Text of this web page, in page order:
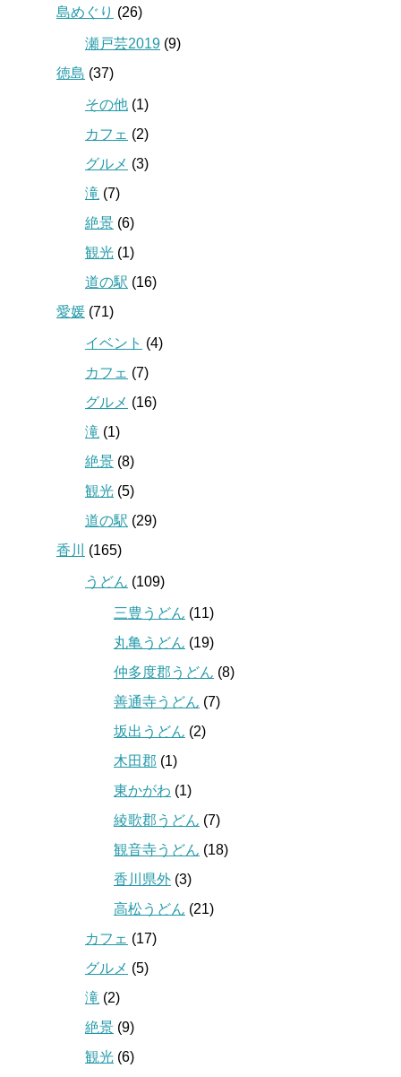
島めぐり (26)
瀬戸芸2019 (9)
徳島 (37)
その他 (1)
カフェ (2)
グルメ (3)
滝 (7)
絶景 (6)
観光 (1)
道の駅 (16)
愛媛 (71)
イベント (4)
カフェ (7)
グルメ (16)
滝 (1)
絶景 (8)
観光 (5)
道の駅 (29)
香川
(165)
うどん (109)
三豊うどん (11)
丸亀うどん (19)
仲多度郡うどん (8)
善通寺うどん (7)
坂出うどん (2)
木田郡 (1)
東かがわ (1)
綾歌郡うどん (7)
観音寺うどん (18)
香川県外 (3)
高松うどん (21)
カフェ (17)
グルメ (5)
滝 (2)
絶景 (9)
観光 (6)